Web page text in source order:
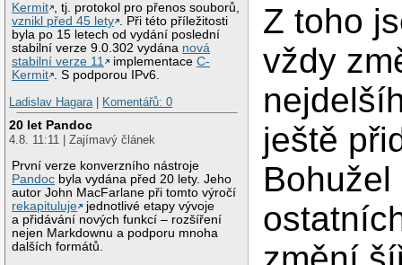
Kermit , tj. protokol pro přenos souborů,
vznikl před 45 lety . Při této příležitosti
byla po 15 letech od vydání poslední
stabilní verze 9.0.302 vydána nová
stabilní verze 11
implementaceC-
Kermit . S podporou IPv6.
Ladislav Hagara | Komentářů: 0
20 let Pandoc
4.8. 11:11 | Zajímavý článek
První verze konverzního nástroje
Pandoc byla vydána před 20 lety. Jeho
autor John MacFarlane při tomto výročí
rekapituluje
jednotlivé etapy vývoje
a přidávání nových funkcí – rozšíření
nejen Markdownu a podporu mnoha
dalších formátů.
Z toho
vždy
ještě